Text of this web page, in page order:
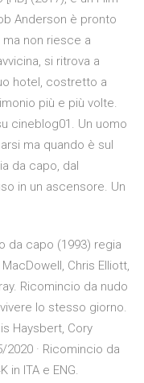
Anderson è pronto
non riesce a
si ritrova a
hotel, costretto a
più e più volte.
cineblog01. Un uomo
ma quando è sul
da capo, dal
in un ascensore. Un
da capo (1993) regia
Chris Elliott,
Ricomincio da nudo
lo stesso giorno.
Haysbert, Cory
· Ricomincio da
in ITA e ENG.